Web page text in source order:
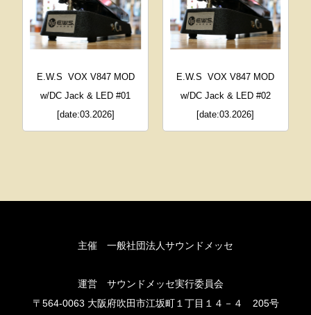
E.W.S VOX V847 MOD
w/DC Jack & LED #01
[date:03.2026]
E.W.S
VOX V847 MOD
w/DC Jack & LED #02
[date:03.2026]
主催 一般社団法人サウンドメッセ
運営 サウンドメッセ実行委員会
〒564-0063 大阪府吹田市江坂町１丁目１４－４ 205号